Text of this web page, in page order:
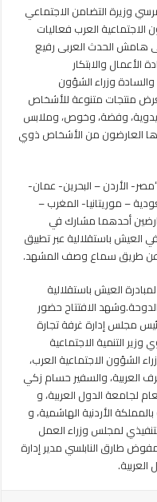
تفتتح
فعاليات
المعرض
العربي
للأسر
المنتجة
مغلقة
وزيرة التضامن الاجتماعي
الاجتماعية العرب فعاليات
هامش الحدث العربى رفيع
والابتكار
وزراء الشؤون
منتجات متنوعة للأشخاص
وفضة، وخوص، وملابس
العارضون من الأشخاص ذوي
عارضا يمثلون “مصر- الأردن – البحرين- عمان-
– موريتانيا- المغرب –
أحدهما مشارك في
العيش باستقلالية عبر تطبيق
طريق سماع وصف المشهد.
العيش باستقلالية
الافتتاح حضور
مجلس إدارة غرفة تجارة
التنمية الاجتماعية
الدورة الـ44 لمجلس وزراء الشؤون الاجتماعية العرب،
العربية، والسفير حسام زكي
لجامعة الدول العربية، و
الأردنية الهاشمية، و
لمجلس وزراء العمل
طارق النابلسي مدير إدارة